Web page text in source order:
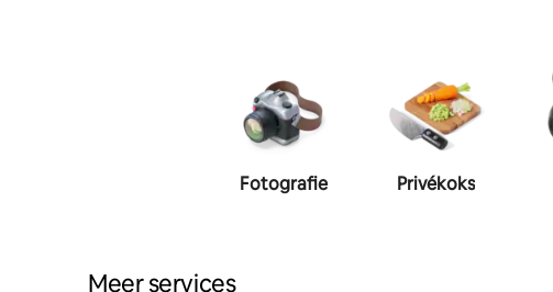
Fotografie Privékoks
Meer services